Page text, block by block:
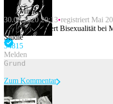
Stax Mirner
30.08.2020 20:13 registriert Mai
Natürlich existiert Bisexualität bei
Studie
34815
Melden
Zum Kommentar